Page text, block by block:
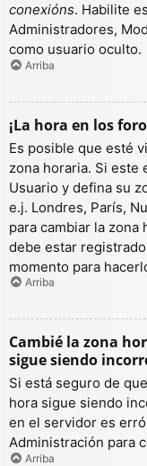
conexións. Habilite
Administradores,
como usuario oculto.
Arriba
¡La hora en los
Es posible que esté
zona horaria. Si este
Usuario y defina su
e.j. Londres, París,
para cambiar la zona
debe estar
momento para
Arriba
Cambié la zona
sigue siendo
Si está seguro de
hora sigue siendo
en el servidor es
Administración para
Arriba